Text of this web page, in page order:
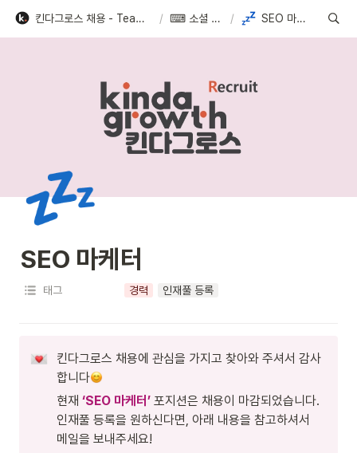
킨다그로스 채용 - Team kindagrowth / ⌨ 소셜 4팀 / SEO 마케터
💤
SEO 마케터
태그 경력 인재풀 등록
킨다그로스 채용에 관심을 가지고 찾아와 주셔서 감사
합니다
현재 ‘SEO 마케터’ 포지션은 채용이 마감되었습니다.
인재풀 등록을 원하신다면, 아래 내용을 참고하셔서
메일을 보내주세요!